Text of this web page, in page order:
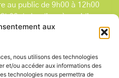
aux
nous utilisons des technologies
et/ou accéder aux informations des
technologies nous permettra de
au public de 9h00 à 12h00
du lundi après-midi au
vendredi,
le samedi de 9h00 à 12h00.
que les jours fériés.